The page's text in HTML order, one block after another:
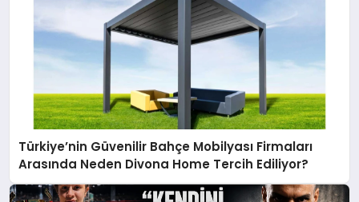
Türkiye’nin Güvenilir Bahçe Mobilyası Firmaları
Arasında Neden Divona Home Tercih Ediliyor?